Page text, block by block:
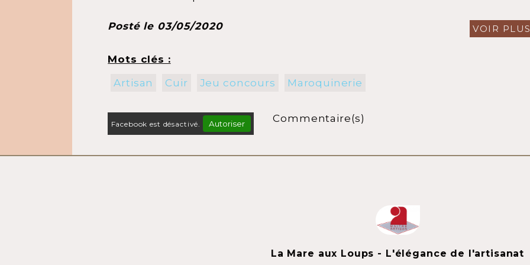
Posté le 03/05/2020 VOIR
Mots clés :
Artisan
Cuir Jeu concours Maroquinerie
Facebook est désactivé. Autoriser Commentaire(s)
La Mare aux Loups - L'élégance de l'artisanat